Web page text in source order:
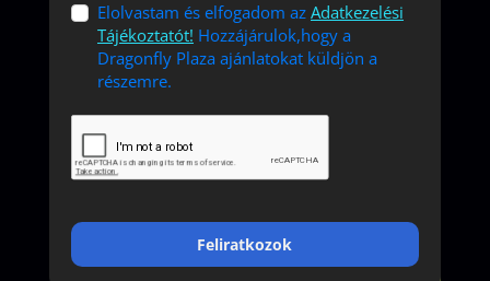
Elolvastam és elfogadom az Adatkezelési
Tájékoztatót! Hozzájárulok,hogy a
Dragonfly Plaza ajánlatokat küldjön a
részemre.
Feliratkozok